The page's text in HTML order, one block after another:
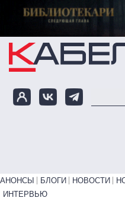
Перейти к основному
Primary links bottom
АНОНСЫ БЛОГИ НОВОСТИ
ИНТЕРВЬЮ